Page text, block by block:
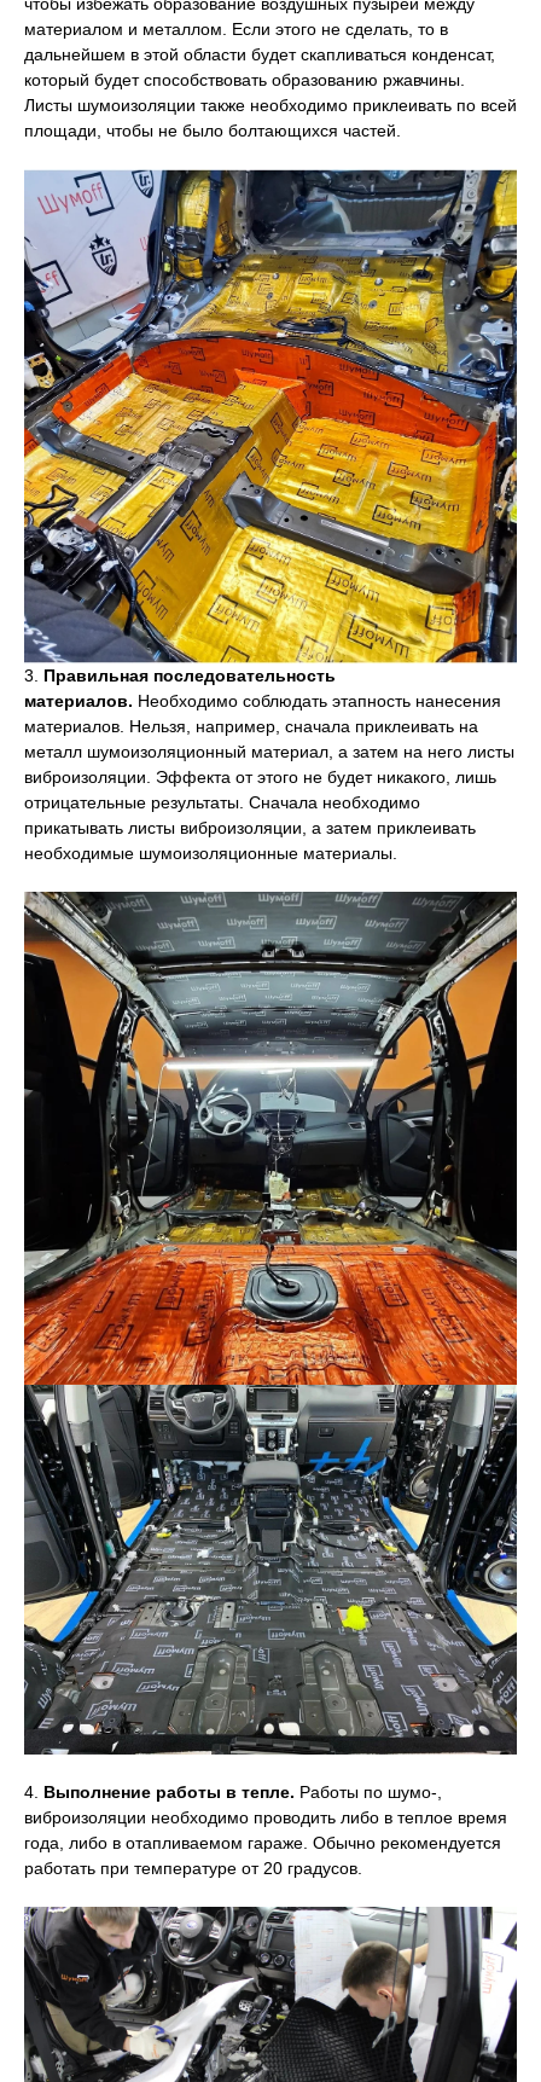
материалом и металлом. Если этого не сделать, то в
дальнейшем в этой области будет скапливаться конденсат,
который будет способствовать образованию ржавчины.
Листы шумоизоляции также необходимо приклеивать по всей
площади, чтобы не было болтающихся частей.
3. Правильная последовательность
материалов. Необходимо соблюдать этапность нанесения
материалов. Нельзя, например, сначала приклеивать на
металл шумоизоляционный материал, а затем на него листы
виброизоляции. Эффекта от этого не будет никакого, лишь
отрицательные результаты. Сначала необходимо
прикатывать листы виброизоляции, а затем приклеивать
необходимые шумоизоляционные материалы.
4. Выполнение работы в тепле. Работы по шумо-,
виброизоляции необходимо проводить либо в теплое время
года, либо в отапливаемом гараже. Обычно рекомендуется
работать при температуре от 20 градусов.